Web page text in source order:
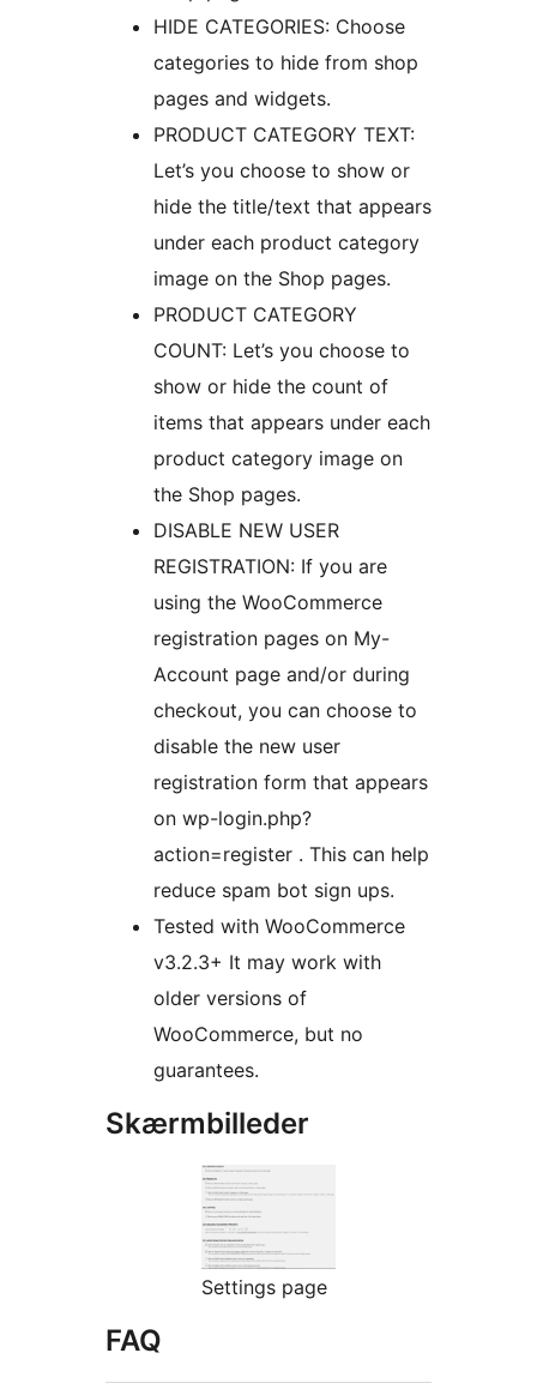
HIDE CATEGORIES: Choose
categories to hide from shop
pages and widgets.
PRODUCT CATEGORY TEXT:
Let’s you choose to show or
hide the title/text that appears
under each product category
image on the Shop pages.
PRODUCT CATEGORY
COUNT: Let’s you choose to
show or hide the count of
items that appears under each
product category image on
the Shop pages.
DISABLE NEW USER
REGISTRATION: If you are
using the WooCommerce
registration pages on My-
Account page and/or during
checkout, you can choose to
disable the new user
registration form that appears
on wp-login.php?
action=register . This can help
reduce spam bot sign ups.
Tested with WooCommerce
v3.2.3+ It may work with
older versions of
WooCommerce, but no
guarantees.
Skærmbilleder
Settings page
FAQ